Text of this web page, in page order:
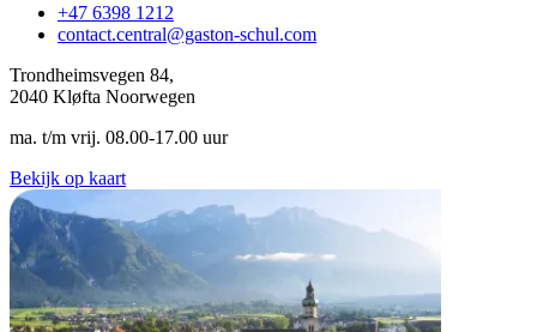
+47 6398 1212
contact.central@gaston-schul.com
Trondheimsvegen 84,
2040 Kløfta Noorwegen
ma. t/m vrij. 08.00-17.00 uur
Bekijk op kaart